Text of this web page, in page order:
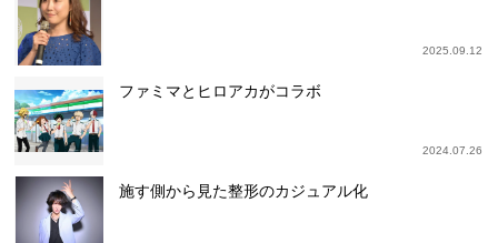
2025.09.12
ファミマとヒロアカがコラボ
2024.07.26
施す側から見た整形のカジュアル化